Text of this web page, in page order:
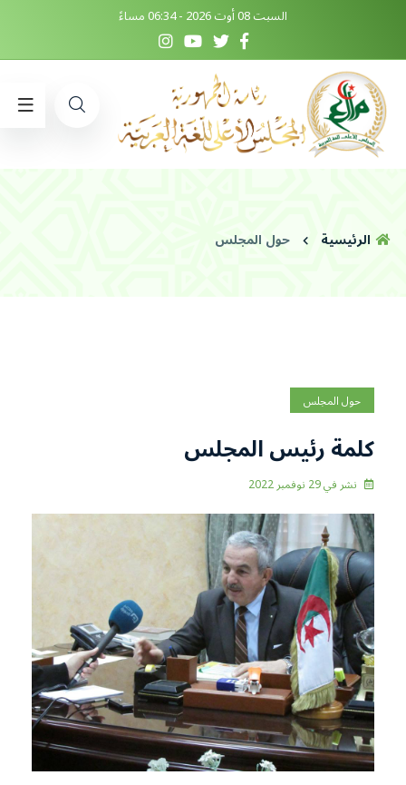
السبت 08 أوت 2026 - 06:34 مساءً
الرئيسية حول المجلس
حول المجلس
كلمة رئيس المجلس
نشر في29 نوفمبر 2022